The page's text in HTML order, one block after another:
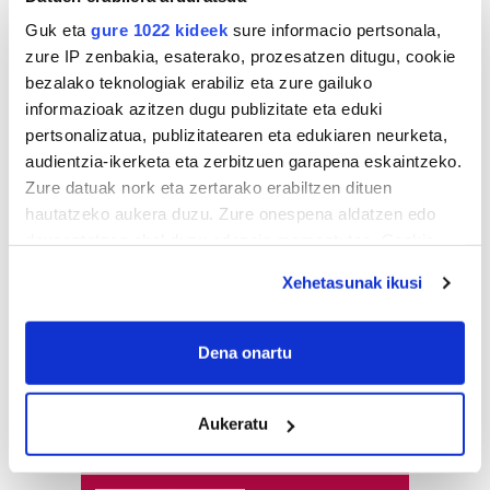
Guk eta gure 1022 kideek sure informacio pertsonala,
zure IP zenbakia, esaterako, prozesatzen ditugu, cookie
bezalako teknologiak erabiliz eta zure gailuko
informazioak azitzen dugu publizitate eta eduki
pertsonalizatua, publizitatearen eta edukiaren neurketa,
audientzia-ikerketa eta zerbitzuen garapena eskaintzeko.
Zure datuak nork eta zertarako erabiltzen dituen
hautatzeko aukera duzu. Zure onespena aldatzen edo
If you allow, we would also like to:
Collect information about your geographical
Identify your device by actively scanning it for
specific characteristics (fingerprinting)
Xehetasunak ikusi
Dena onartu
Aukeratu
Astekaria